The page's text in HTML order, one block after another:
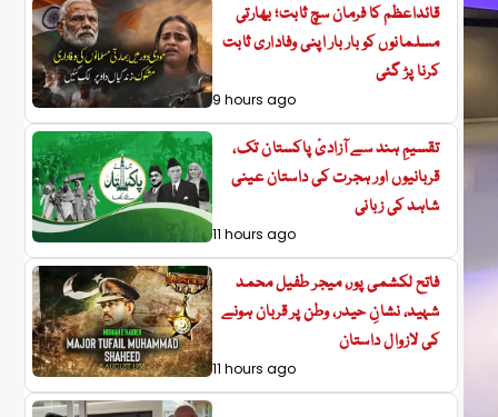
قائداعظم کا فرمان سچ ثابت؛ بھارتی
مسلمانوں کو بار بار اپنی وفاداری ثابت
کرنا پڑ گئی
9 hours ago
تقسیمِ ہند سے آزادیٔ پاکستان تک،
قربانیوں اور ہجرت کی داستان عینی
شاہد کی زبانی
11 hours ago
فاتح لکشمی پور، میجر طفیل محمد
شہید، نشانِ حیدر، وطن پر قربان ہونے
کی لازوال داستان
11 hours ago